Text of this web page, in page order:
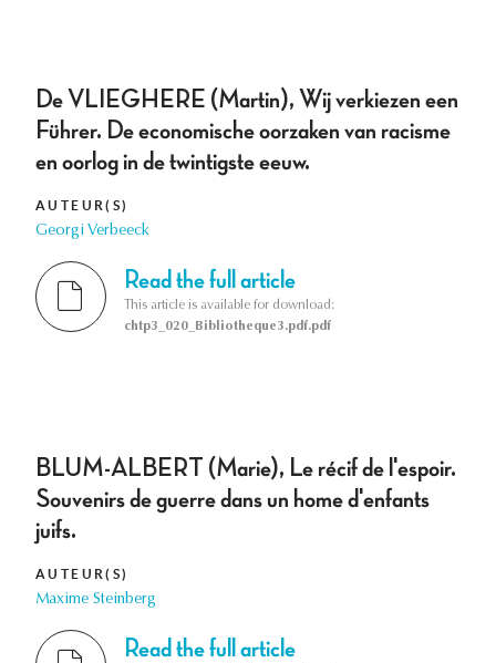
De VLIEGHERE (Martin), Wij verkiezen een
Führer. De economische oorzaken van racisme
en oorlog in de twintigste eeuw.
AUTEUR(S)
Georgi Verbeeck
Read the full article
This article is available for download:
chtp3_020_Bibliotheque3.pdf.pdf
BLUM-ALBERT (Marie), Le récif de l'espoir.
Souvenirs de guerre dans un home d'enfants
juifs.
AUTEUR(S)
Maxime Steinberg
Read the full article